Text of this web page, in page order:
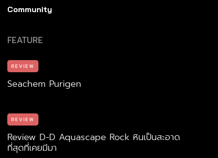
Community
FEATURE
REVIEW
Seachem Purigen
REVIEW
Review D-D Aquascape Rock หินเป็นสะอาด
ที่สุดที่เคยมีมา